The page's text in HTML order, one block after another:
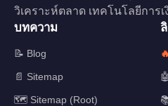
วิเคราะห์ตลาด เทคโนโลยีการเ
บทความ
📝 Blog
📄 Sitemap
🗺️ Sitemap (Root)